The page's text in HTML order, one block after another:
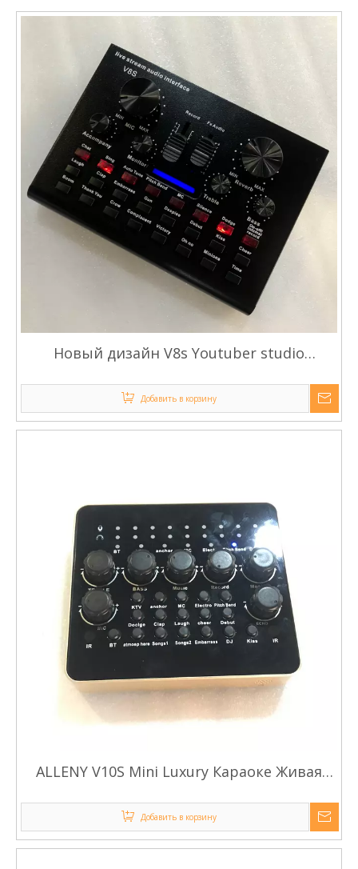
Новый дизайн V8s Youtuber studio
Добавить в корзину
ALLENY V10S Mini Luxury Караоке Живая
Добавить в корзину